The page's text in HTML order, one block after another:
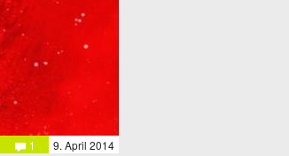
9. April 2014
1